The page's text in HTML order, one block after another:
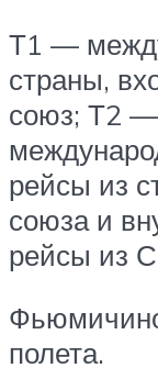
Т1 —
страны,
союз; Т2 —
рейсы из
союза и
рейсы из
полета.